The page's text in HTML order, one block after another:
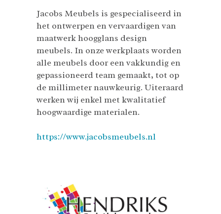
Jacobs Meubels is gespecialiseerd in
het ontwerpen en vervaardigen van
maatwerk hoogglans design
meubels. In onze werkplaats worden
alle meubels door een vakkundig en
gepassioneerd team gemaakt, tot op
de millimeter nauwkeurig. Uiteraard
werken wij enkel met kwalitatief
hoogwaardige materialen.
https://www.jacobsmeubels.nl